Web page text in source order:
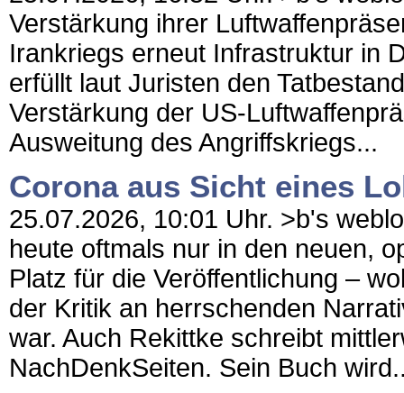
Verstärkung ihrer
Irankriegs erneut Infrastruktur in
erfüllt laut Juristen den
Verstärkung der US-
Ausweitung des Angriffskriegs...
Corona aus Sicht eines
25.07.2026, 10:01 Uhr. >b's
heute oftmals nur in den neuen,
Platz für die Veröffentlichung –
der Kritik an herrschenden
war. Auch Rekittke schreibt
NachDenkSeiten. Sein Buch